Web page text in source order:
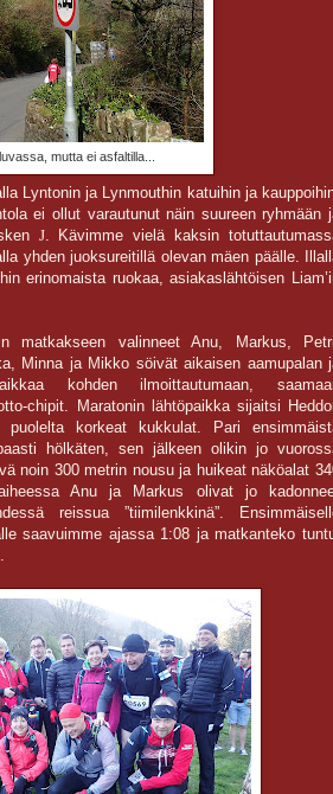
mutta ei asfaltilla...
Lyntonin ja Lynmouthin katuihin ja
ei ollut varautunut näin suureen ryhmään
J. Kävimme vielä kaksin
yhden juoksureitillä olevan mäen päälle.
erinomaista ruokaa, asiakaslähtöisen
matkakseen valinneet Anu, Markus,
Minna ja Mikko söivät aikaisen aamupalan
kohden ilmoittautumaan,
chipit. Maratonin lähtöpaikka sijaitsi
korkeat kukkulat. Pari
hölkäten, sen jälkeen olikin jo
noin 300 metrin nousu ja huikeat näköalat
Anu ja Markus olivat jo
reissua ”tiimilenkkinä”.
saavuimme ajassa 1:08 ja matkanteko